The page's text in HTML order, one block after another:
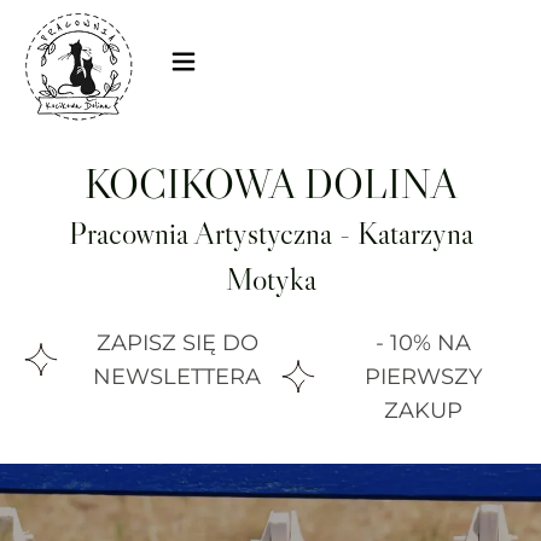
KOCIKOWA DOLINA
Pracownia Artystyczna - Katarzyna
Motyka
ZAPISZ SIĘ DO
NEWSLETTERA
- 10% NA
PIERWSZY
ZAKUP